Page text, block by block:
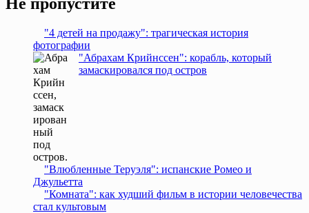
"4 детей на продажу": трагическая история
фотографии
"Абрахам Крийнссен": корабль, который
замаскировался под остров
"Влюбленные Теруэля": испанские Ромео и
Джульетта
"Комната": как худший фильм в истории человечества
стал культовым